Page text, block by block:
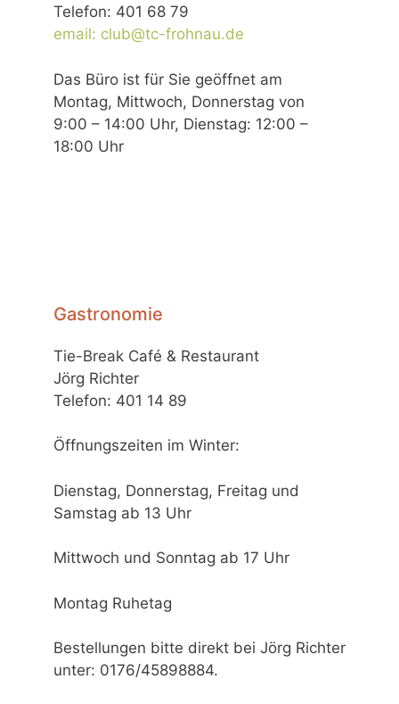
Telefon: 401 68 79
email: club@tc-frohnau.de
Das Büro ist für Sie geöffnet am
Montag, Mittwoch, Donnerstag von
9:00 – 14:00 Uhr, Dienstag: 12:00 –
18:00 Uhr
Gastronomie
Tie-Break Café & Restaurant
Jörg Richter
Telefon: 401 14 89
Öffnungszeiten im Winter:
Dienstag, Donnerstag, Freitag und
Samstag ab 13 Uhr
Mittwoch und Sonntag ab 17 Uhr
Montag Ruhetag
Bestellungen bitte direkt bei Jörg Richter
unter: 0176/45898884.